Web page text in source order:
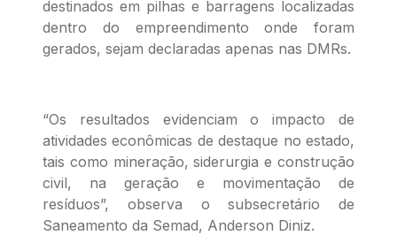
destinados em pilhas e barragens localizadas
dentro do empreendimento onde foram
gerados, sejam declaradas apenas nas DMRs.
“Os resultados evidenciam o impacto de
atividades econômicas de destaque no estado,
tais como mineração, siderurgia e construção
civil, na geração e movimentação de
resíduos”, observa o subsecretário de
Saneamento da Semad, Anderson Diniz.